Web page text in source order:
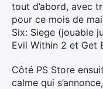
tout d’abord, avec
pour ce mois de
Six: Siege (jouable
Evil Within 2 et Get
Côté PS Store
calme qui